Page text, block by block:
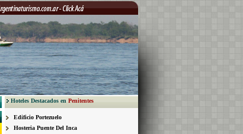
Hoteles Destacados en Penitentes
Edificio Portezuelo
Hosteria Puente Del Inca